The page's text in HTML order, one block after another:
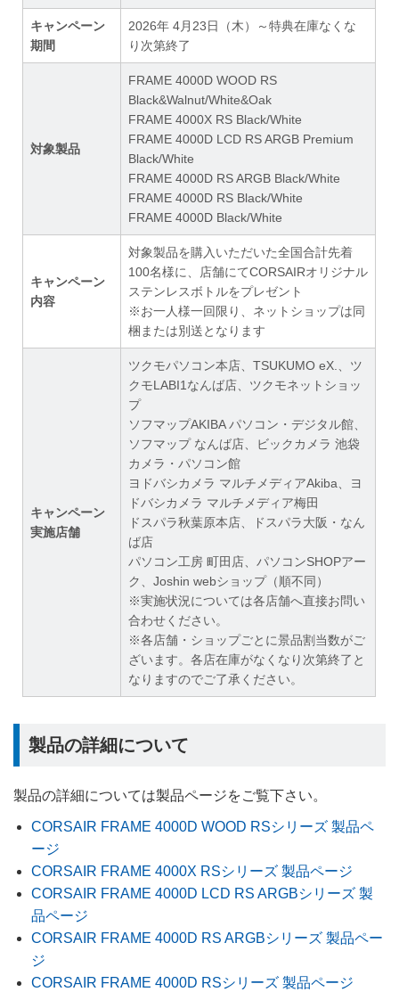
キャンペーン
期間
2026年 4月23日（木）～特典在庫なくな
り次第終了
対象製品
FRAME 4000D WOOD RS
Black&Walnut/White&Oak
FRAME 4000X RS Black/White
FRAME 4000D LCD RS ARGB Premium
Black/White
FRAME 4000D RS ARGB Black/White
FRAME 4000D RS Black/White
FRAME 4000D Black/White
キャンペーン
内容
対象製品を購入いただいた全国合計先着
100名様に、店舗にてCORSAIRオリジナル
ステンレスボトルをプレゼント
※お一人様一回限り、ネットショップは同
梱または別送となります
キャンペーン
実施店舗
ツクモパソコン本店、TSUKUMO eX.、ツ
クモLABI1なんば店、ツクモネットショッ
プ
ソフマップAKIBA パソコン・デジタル館、
ソフマップ なんば店、ビックカメラ 池袋
カメラ・パソコン館
ヨドバシカメラ マルチメディアAkiba、ヨ
ドバシカメラ マルチメディア梅田
ドスパラ秋葉原本店、ドスパラ大阪・なん
ば店
パソコン工房 町田店、パソコンSHOPアー
ク、Joshin webショップ（順不同）
※実施状況については各店舗へ直接お問い
合わせください。
※各店舗・ショップごとに景品割当数がご
ざいます。各店在庫がなくなり次第終了と
なりますのでご了承ください。
製品の詳細について
製品の詳細については製品ページをご覧下さい。
CORSAIR FRAME 4000D WOOD RSシリーズ 製品ペ
ージ
CORSAIR FRAME 4000X RSシリーズ 製品ページ
CORSAIR FRAME 4000D LCD RS ARGBシリーズ 製
品ページ
CORSAIR FRAME 4000D RS ARGBシリーズ 製品ペー
ジ
CORSAIR FRAME 4000D RSシリーズ 製品ページ